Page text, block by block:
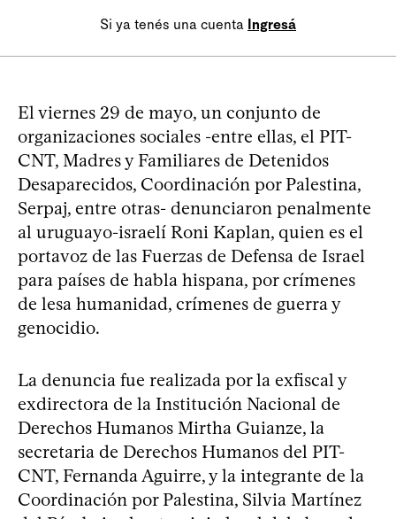
Si ya tenés una cuenta Ingresá
El viernes 29 de mayo, un conjunto de
organizaciones sociales -entre ellas, el PIT-
CNT, Madres y Familiares de Detenidos
Desaparecidos, Coordinación por Palestina,
Serpaj, entre otras- denunciaron penalmente
al uruguayo-israelí Roni Kaplan, quien es el
portavoz de las Fuerzas de Defensa de Israel
para países de habla hispana, por crímenes
de lesa humanidad, crímenes de guerra y
genocidio.
La denuncia fue realizada por la exfiscal y
exdirectora de la Institución Nacional de
Derechos Humanos Mirtha Guianze, la
secretaria de Derechos Humanos del PIT-
CNT, Fernanda Aguirre, y la integrante de la
Coordinación por Palestina, Silvia Martínez